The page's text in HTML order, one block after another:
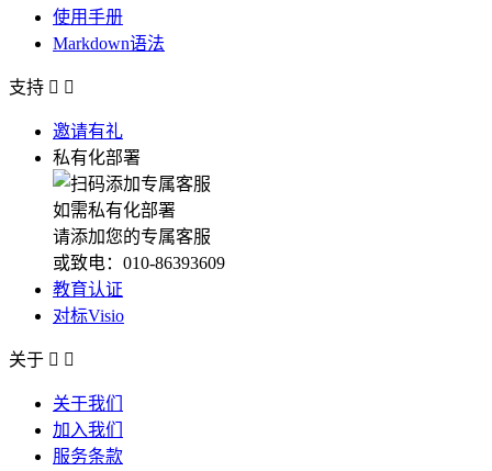
使用手册
Markdown语法
支持  
邀请有礼
私有化部署
如需私有化部署
请添加您的专属客服
或致电：010-86393609
教育认证
对标Visio
关于  
关于我们
加入我们
服务条款